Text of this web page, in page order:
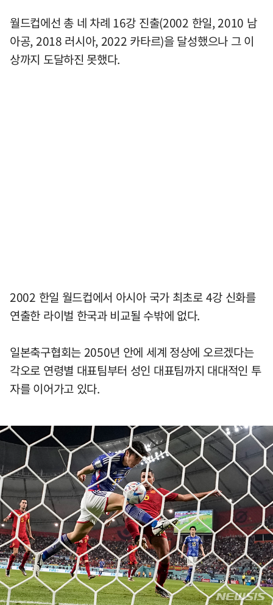
월드컵에선 총 네 차례 16강 진출(2002 한일, 2010 남
아공, 2018 러시아, 2022 카타르)을 달성했으나 그 이
상까지 도달하진 못했다.
2002 한일 월드컵에서 아시아 국가 최초로 4강 신화를
연출한 라이벌 한국과 비교될 수밖에 없다.
일본축구협회는 2050년 안에 세계 정상에 오르겠다는
각오로 연령별 대표팀부터 성인 대표팀까지 대대적인 투
자를 이어가고 있다.